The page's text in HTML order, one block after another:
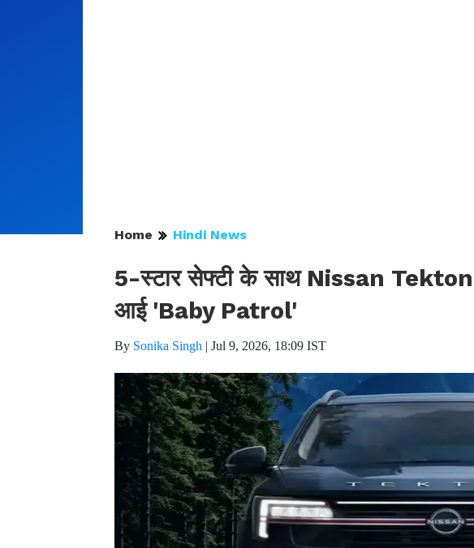
Home Hindi News
5-स्टार सेफ्टी के साथ Nissan
आई 'Baby Patrol'
By Sonika Singh | Jul 9, 2026, 18:09 IST